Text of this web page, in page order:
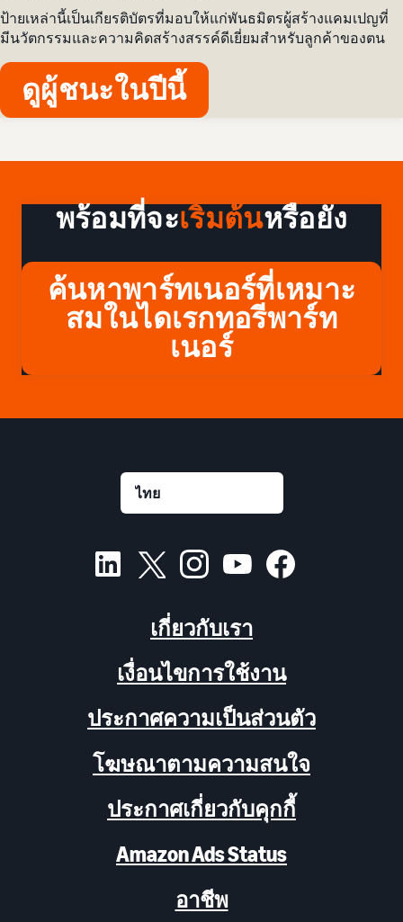
ป้ายเหล่านี้เป็นเกียรติบัตรที่มอบให้แก่พันธมิตรผู้สร้างแคมเปญที่
มีนวัตกรรมและความคิดสร้างสรรค์ดีเยี่ยมสำหรับลูกค้าของตน
ดูผู้ชนะในปีนี้
พร้อมที่จะเริ่มต้นหรือยัง
ค้นหาพาร์ทเนอร์ที่เหมาะ
สมในไดเรกทอรีพาร์ท
เนอร์
เกี่ยวกับเรา
เงื่อนไขการใช้งาน
ประกาศความเป็นส่วนตัว
โฆษณาตามความสนใจ
ประกาศเกี่ยวกับคุกกี้
Amazon Ads Status
อาชีพ